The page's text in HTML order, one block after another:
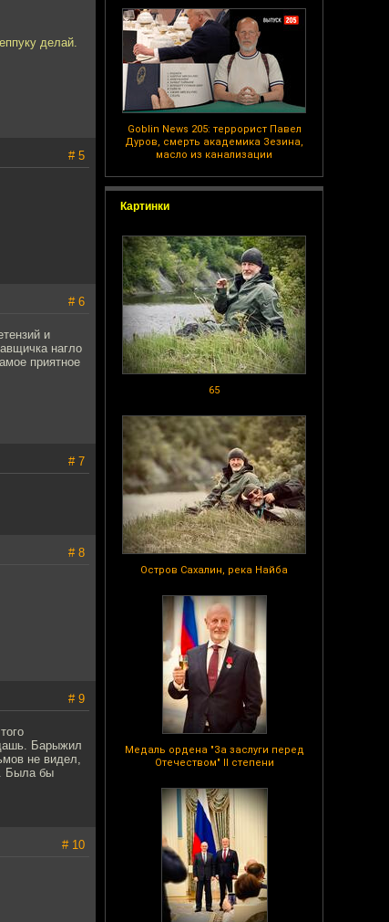
Goblin News 205: террорист Павел
Дуров, смерть академика Зезина,
масло из канализации
Картинки
65
Остров Сахалин, река Найба
Медаль ордена "За заслуги перед
Отечеством" II степени
делай.
# 5
# 6
и
нагло
приятное
# 7
# 8
# 9
Барыжил
не видел,
Была бы
# 10